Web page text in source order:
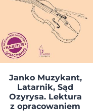
Janko Muzykant,
Latarnik, Sąd
Ozyrysa. Lektura
z opracowaniem